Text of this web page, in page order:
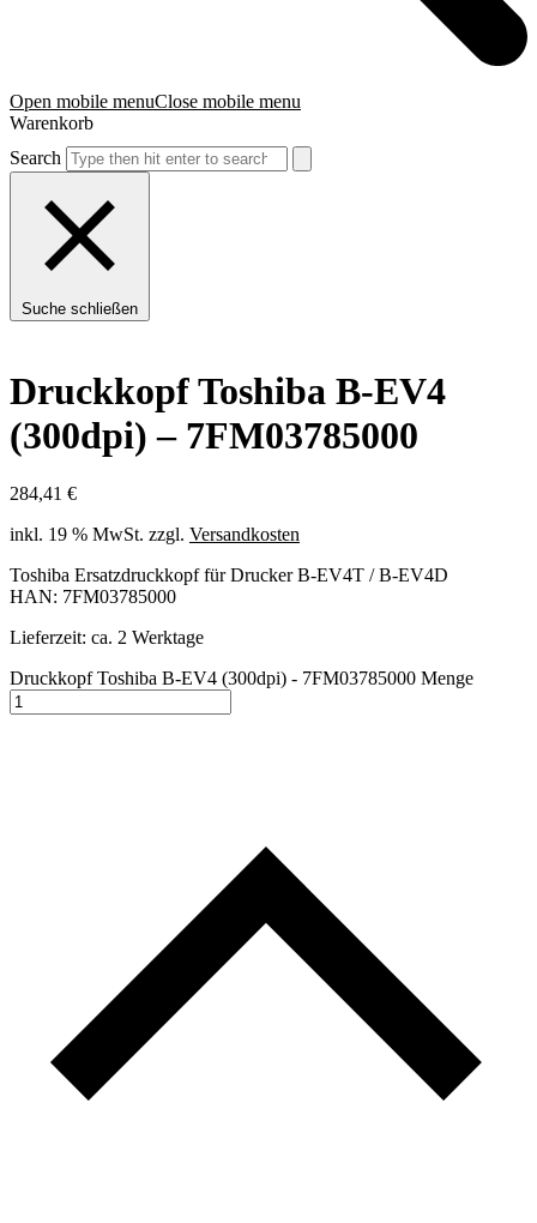
Open mobile menuClose mobile menu
Warenkorb
Search
Suche schließen
Druckkopf Toshiba B-EV4
(300dpi) – 7FM03785000
284,41 €
inkl. 19 % MwSt. zzgl. Versandkosten
Toshiba Ersatzdruckkopf für Drucker B-EV4T / B-EV4D
HAN: 7FM03785000
Lieferzeit: ca. 2 Werktage
Druckkopf Toshiba B-EV4 (300dpi) - 7FM03785000 Menge